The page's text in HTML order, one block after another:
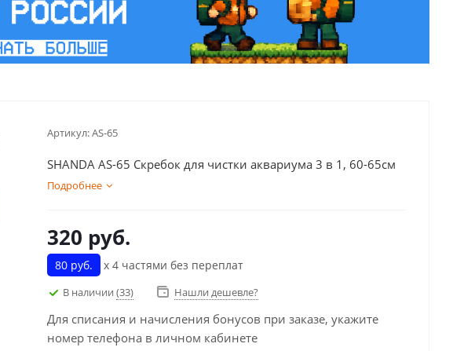
Артикул:AS-65
SHANDA AS-65 Скребок для чистки аквариума 3 в 1, 60-65см
Подробнее
320 руб.
80 руб. х 4 частями без переплат
В наличии (33) Нашли дешевле?
Для списания и начисления бонусов при заказе, укажите
номер телефона в личном кабинете